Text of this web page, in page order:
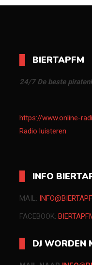
BIERTAPFM
24/7 De beste
https://www.online-
Radio luisteren
INFO
MAIL:
FACEBOOK:
DJ WORDEN